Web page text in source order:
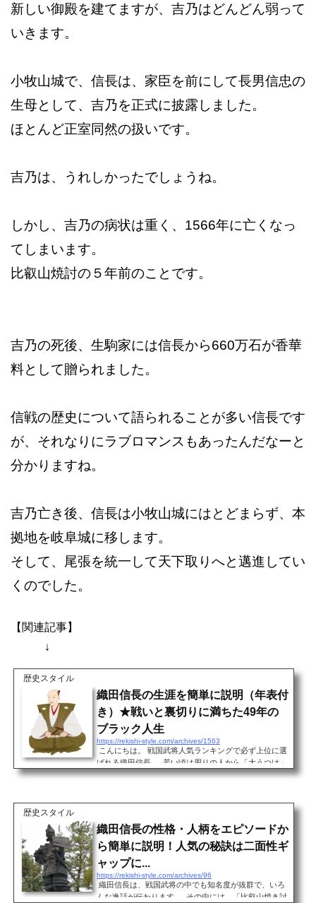
新しい御殿を建てますが、吉乃はどんどん弱って
いきます。
小牧山城で、信長は、家臣を前にして長男信忠の
生母として、吉乃を正式に披露しました。
ほとんど正室同然の扱いです。
吉乃は、うれしかったでしょうね。
しかし、吉乃の病状は重く、1566年に亡くなっ
てしまいます。
比叡山焼討の５年前のことです。
吉乃の死後、生駒家には信長から660万石が香華
料として贈られました。
信戦の歴史について語られることが多い信長です
が、それなりにラブロマンスもあったんだなーと
分かりますね。
吉乃亡き後、信長は小牧山城にはとどまらず、本
拠地を岐阜城に移します。
そして、尾張を統一して天下取りへと邁進してい
くのでした。
【関連記事】
↓
歴史スタイル
織田信長の生涯を簡単に説明（年表付
き）★戦いと裏切りに満ちた49年の
ブラック人生
https://rekishi-style.com/archives/1563
こんにちは。 戦国武将人気ランキングで必ず上位に選
ばれる織田信長。 若い頃は周りの人から「大うつけ」
と思われていたそうですが、今では戦国三英傑の１人
ものだったりして・・・ でも、その一方、家臣の妻た
ちにねぎらいの手紙を送ったり、領民に優しかったり
というホワイトな一面も見せています。 戦国時代とは
いえ、...
歴史スタイル
織田信長の性格・人柄をエピソードか
ら簡単に説明！人気の秘訣は二面性ギ
ャップに...
https://rekishi-style.com/archives/96
織田信長は、戦国武将の中でも知名度が抜群で、いろ
んな逸話が伝わります。 その中には、「比叡山焼き討